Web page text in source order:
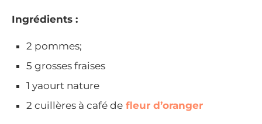
Ingrédients :
2 pommes;
5 grosses fraises
1 yaourt nature
2 cuillères à café de fleur d’oranger